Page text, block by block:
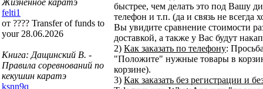
Жизненное каратэ
felti1
от ???? Transfer of funds to
your 28.06.2026
Книга: Дащинский В. -
Правила соревнований по
кекушин каратэ
ksnn9q
быстрее, чем делать это под Вашу
телефон и т.п. (да и связь не всегда
Вы увидите сравнение стоимости
доставкой, а также у Вас будут
2) Как заказать по телефону:
"Положите" нужные товары в
корзине).
3) Как заказать без регистрации и